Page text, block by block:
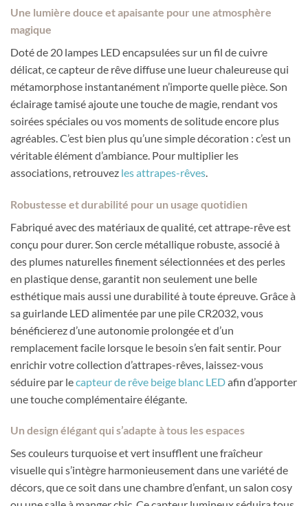
Une lumière douce et apaisante pour une atmosphère
magique
Doté de 20 lampes LED encapsulées sur un fil de cuivre
délicat, ce capteur de rêve diffuse une lueur chaleureuse qui
métamorphose instantanément n’importe quelle pièce. Son
éclairage tamisé ajoute une touche de magie, rendant vos
soirées spéciales ou vos moments de solitude encore plus
agréables. C’est bien plus qu’une simple décoration : c’est un
véritable élément d’ambiance. Pour multiplier les
associations, retrouvez les attrapes-rêves.
Robustesse et durabilité pour un usage quotidien
Fabriqué avec des matériaux de qualité, cet attrape-rêve est
conçu pour durer. Son cercle métallique robuste, associé à
des plumes naturelles finement sélectionnées et des perles
en plastique dense, garantit non seulement une belle
esthétique mais aussi une durabilité à toute épreuve. Grâce à
sa guirlande LED alimentée par une pile CR2032, vous
bénéficierez d’une autonomie prolongée et d’un
remplacement facile lorsque le besoin s’en fait sentir. Pour
enrichir votre collection d’attrapes-rêves, laissez-vous
séduire par lecapteur de rêve beige blanc LEDafin d’apporter
une touche complémentaire élégante.
Un design élégant qui s’adapte à tous les espaces
Ses couleurs turquoise et vert insufflent une fraîcheur
visuelle qui s’intègre harmonieusement dans une variété de
décors, que ce soit dans une chambre d’enfant, un salon cosy